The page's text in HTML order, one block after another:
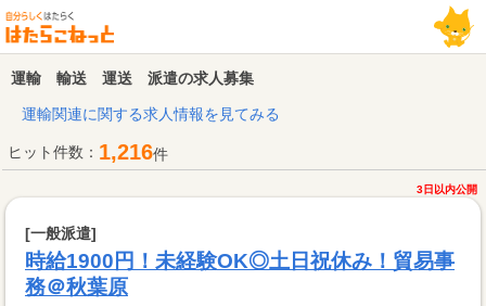
運輸 輸送 運送 派遣の求人募集
運輸関連に関する求人情報を見てみる
ヒット件数： 1,216件
3日以内公開
[一般派遣]
時給1900円！未経験OK◎土日祝休み！貿易事
務＠秋葉原